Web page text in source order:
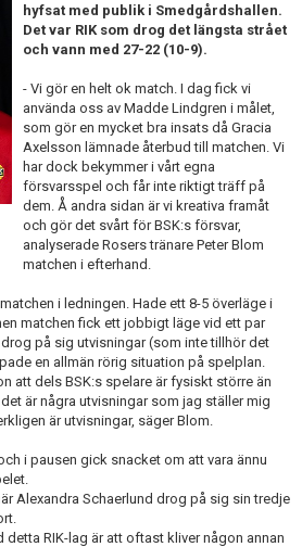
hyfsat med publik i Smedgårdshallen.
Det var RIK som drog det längsta strået
och vann med 27-22 (10-9).
- Vi gör en helt ok match. I dag fick vi
använda oss av Madde Lindgren i målet,
som gör en mycket bra insats då Gracia
Axelsson lämnade återbud till matchen. Vi
har dock bekymmer i vårt egna
försvarsspel och får inte riktigt träff på
dem. Å andra sidan är vi kreativa framåt
och gör det svårt för BSK:s försvar,
analyserade Rosers tränare Peter Blom
matchen i efterhand.
i ledningen. Hade ett 8-5 överläge i
matchen fick ett jobbigt läge vid ett par
på sig utvisningar (som inte tillhör det
en allmän rörig situation på spelplan.
att dels BSK:s spelare är fysiskt större än
är några utvisningar som jag ställer mig
är utvisningar, säger Blom.
i pausen gick snacket om att vara ännu
Alexandra Schaerlund drog på sig sin tredje
detta RIK-lag är att oftast kliver någon annan